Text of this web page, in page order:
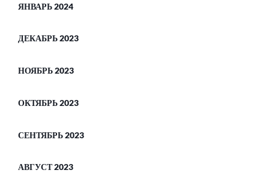
ЯНВАРЬ 2024
ДЕКАБРЬ 2023
НОЯБРЬ 2023
ОКТЯБРЬ 2023
СЕНТЯБРЬ 2023
АВГУСТ 2023